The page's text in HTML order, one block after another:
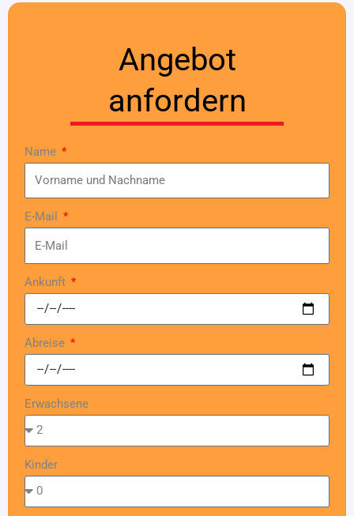
Angebot
anfordern
Name
E-Mail
Ankunft
Abreise
Erwachsene
Kinder